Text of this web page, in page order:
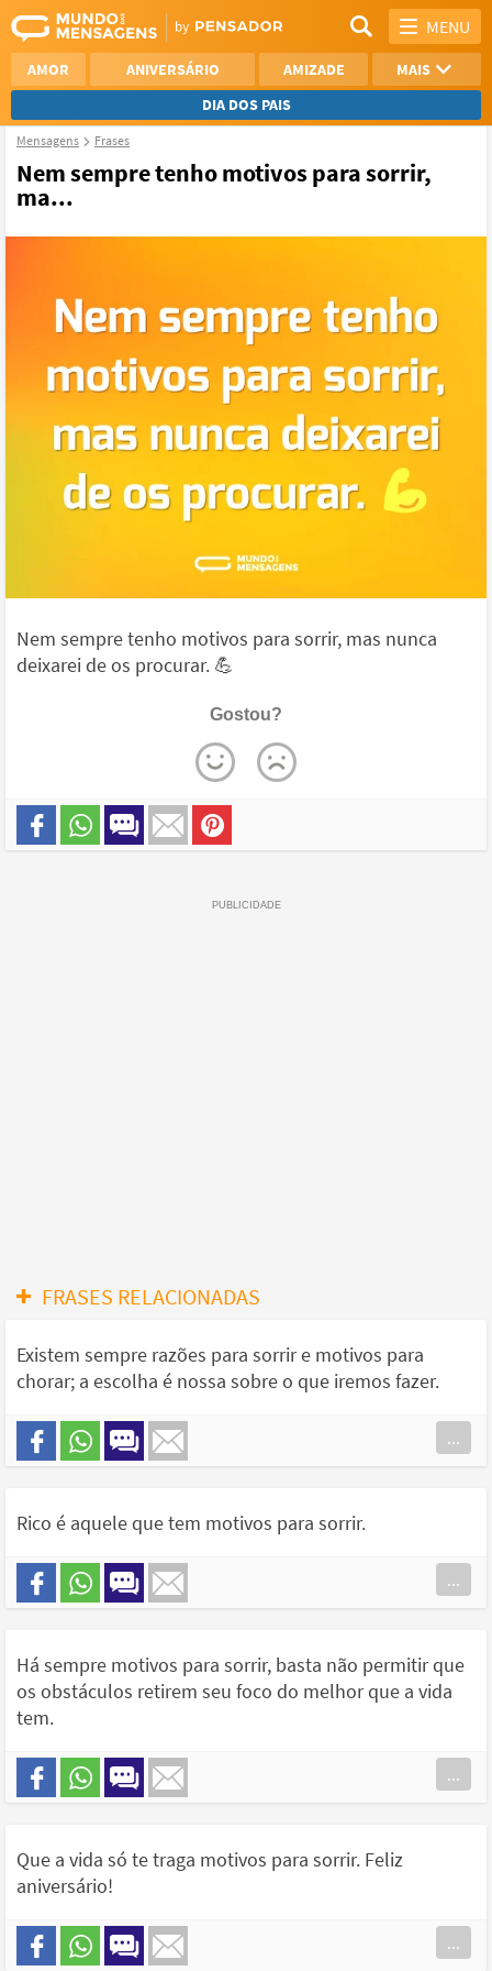
MENU
AMOR ANIVERSÁRIO AMIZADE
MAIS
DIA DOS PAIS
AGRADECIMENTO
Mensagens Frases
Nem sempre tenho motivos para sorrir,
ma...
Nem sempre tenho motivos para sorrir, mas nunca
deixarei de os procurar. 💪
Gostou?
FRASES RELACIONADAS
Existem sempre razões para sorrir e motivos para
chorar; a escolha é nossa sobre o que iremos fazer.
...
Rico é aquele que tem motivos para sorrir.
...
Há sempre motivos para sorrir, basta não permitir que
os obstáculos retirem seu foco do melhor que a vida
tem.
...
Que a vida só te traga motivos para sorrir. Feliz
aniversário!
...